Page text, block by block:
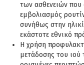
των ασθενειών που
εμβολιασμός
συνήθως στην
εκάστοτε εθνικό
Η χρήση
μετάδοσης του